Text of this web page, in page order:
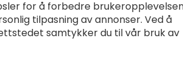
–
for å forbedre
tilpasning av annonser. Ved å
samtykker du til vår bruk av